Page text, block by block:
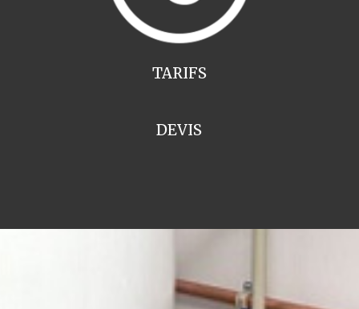
TARIFS
DEVIS